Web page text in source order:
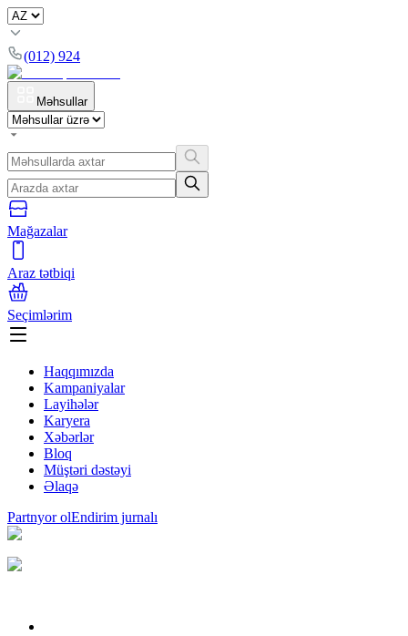
(012) 924
Məhsullar
Mağazalar
Araz tətbiqi
Seçimlərim
Haqqımızda
Kampaniyalar
Layihələr
Karyera
Xəbərlər
Bloq
Müştəri dəstəyi
Əlaqə
Partnyor olEndirim jurnalı